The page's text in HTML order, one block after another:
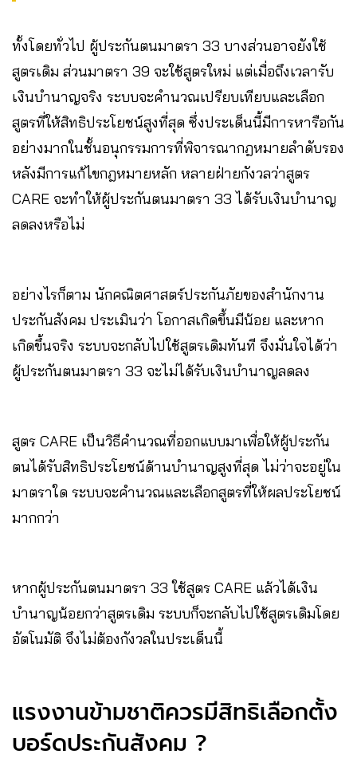
ทั้งโดยทั่วไป ผู้ประกันตนมาตรา 33 บางส่วนอาจยังใช้
สูตรเดิม ส่วนมาตรา 39 จะใช้สูตรใหม่ แต่เมื่อถึงเวลารับ
เงินบำนาญจริง ระบบจะคำนวณเปรียบเทียบและเลือก
สูตรที่ให้สิทธิประโยชน์สูงที่สุด ซึ่งประเด็นนี้มีการหารือกัน
อย่างมากในชั้นอนุกรรมการที่พิจารณากฎหมายลำดับรอง
หลังมีการแก้ไขกฎหมายหลัก หลายฝ่ายกังวลว่าสูตร
CARE จะทำให้ผู้ประกันตนมาตรา 33 ได้รับเงินบำนาญ
ลดลงหรือไม่
อย่างไรก็ตาม นักคณิตศาสตร์ประกันภัยของสำนักงาน
ประกันสังคม ประเมินว่า โอกาสเกิดขึ้นมีน้อย และหาก
เกิดขึ้นจริง ระบบจะกลับไปใช้สูตรเดิมทันที จึงมั่นใจได้ว่า
ผู้ประกันตนมาตรา 33 จะไม่ได้รับเงินบำนาญลดลง
สูตร CARE เป็นวิธีคำนวณที่ออกแบบมาเพื่อให้ผู้ประกัน
ตนได้รับสิทธิประโยชน์ด้านบำนาญสูงที่สุด ไม่ว่าจะอยู่ใน
มาตราใด ระบบจะคำนวณและเลือกสูตรที่ให้ผลประโยชน์
มากกว่า
หากผู้ประกันตนมาตรา 33 ใช้สูตร CARE แล้วได้เงิน
บำนาญน้อยกว่าสูตรเดิม ระบบก็จะกลับไปใช้สูตรเดิมโดย
อัตโนมัติ จึงไม่ต้องกังวลในประเด็นนี้
แรงงานข้ามชาติควรมีสิทธิเลือกตั้ง
บอร์ดประกันสังคม ?